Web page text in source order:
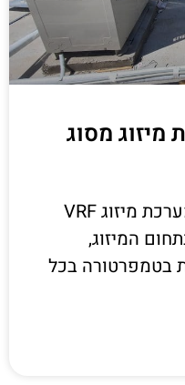
מיזוג מסוג
מהי מערכת מיזוג VRF? מערכת מיזוג VRF
המיזוג,
בטמפרטורה בכל